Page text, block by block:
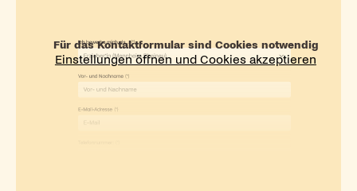
Für das Kontaktformular sind Cookies notwendig
Einstellungen öffnen und Cookies akzeptieren